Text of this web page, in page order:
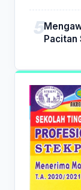
Pacitan